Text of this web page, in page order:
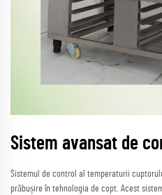
Sistem avansat de
Sistemul de control al temperaturii
prăbușire în tehnologia de copt. Acest